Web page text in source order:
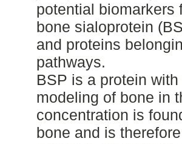
potential biomarkers
bone sialoprotein
and proteins
pathways.
BSP is a protein
modeling of bone in
concentration is
bone and is